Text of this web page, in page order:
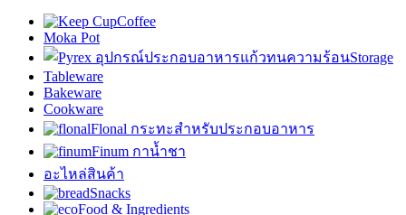
Coffee
Moka Pot
Storage
Tableware
Bakeware
Cookware
Flonal กระทะสำหรับประกอบอาหาร
Finum กาน้ำชา
อะไหล่สินค้า
Snacks
Food & Ingredients